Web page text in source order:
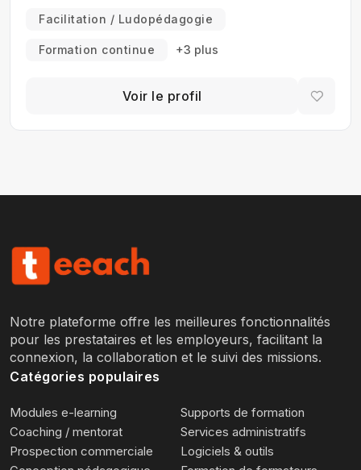
Facilitation / Ludopédagogie
Formation continue +3 plus
Voir le profil
Notre plateforme offre les meilleures fonctionnalités
pour les prestataires et les employeurs, facilitant la
connexion, la collaboration et le suivi des missions.
Catégories populaires
Modules e-learning
Supports de formation
Coaching / mentorat
Services administratifs
Prospection commerciale
Logiciels & outils